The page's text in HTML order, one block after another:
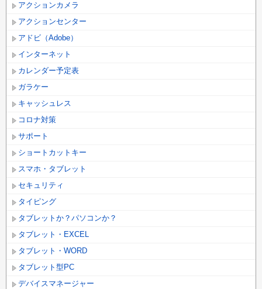
アクションカメラ
アクションセンター
アドビ（Adobe）
インターネット
カレンダー予定表
ガラケー
キャッシュレス
コロナ対策
サポート
ショートカットキー
スマホ・タブレット
セキュリティ
タイピング
タブレットか？パソコンか？
タブレット・EXCEL
タブレット・WORD
タブレット型PC
デバイスマネージャー